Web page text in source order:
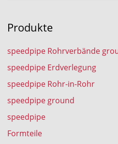
Produkte
speedpipe Rohrverbände
speedpipe Erdverlegung
speedpipe Rohr-in-Rohr
speedpipe ground
speedpipe
Formteile